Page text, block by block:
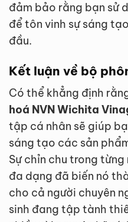
đảm bảo rằng bạn sử
để tôn vinh sự sáng
đầu.
Kết luận về bộ
Có thể khẳng định
hoá NVN Wichita
tập cá nhân sẽ giúp
sáng tạo các sản
Sự chỉn chu trong
đa dạng đã biến nó
cho cả người chuyên
sinh đang tập tành